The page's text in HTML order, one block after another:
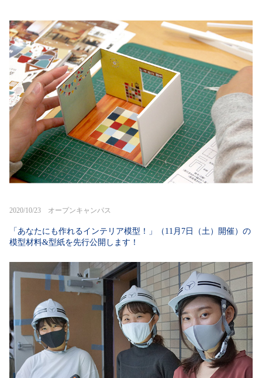
2020/10/23 オープンキャンパス
「あなたにも作れるインテリア模型！」（11月7日（土）開催）の
模型材料&型紙を先行公開します！